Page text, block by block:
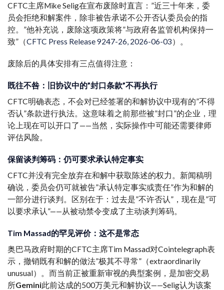
CFTC主席Mike Selig在宣布废除时直言：”近三十年来，委
员会拒绝和解案件，除非被告承诺不公开否认委员会的指
控。”他补充说，废除这项政策将”与政府各监管机构保持一
致”（CFTC Press Release 9247-26, 2026-06-03）。
废除后的具体安排有三点值得注意：
既往不咎：旧协议中的”封口条款”不再执行
CFTC明确表态，不会对已经签署的和解协议中现有的”不得
否认”条款进行执法。这意味着之前那些被”封口”的企业，理
论上现在可以开口了——当然，实际操作中可能还需要律师
评估风险。
保留谈判筹码：仍可要求承认特定事实
CFTC并没有完全放弃在和解中获取陈述的权力。新闻稿明
确说，委员会仍可就被告”承认特定事实或责任”作为和解的
一部分进行谈判。区别在于：过去是”不许否认”，现在是”可
以要求承认”——从被动禁令变成了主动谈判筹码。
Tim Massad的罕见评价：这不是常态
奥巴马政府时期的CFTC主席Tim Massad对Cointelegraph表
示，撤销既有和解的做法”极其不寻常”（extraordinarily
unusual）。而当前正被重新审视的典型案例，是加密交易
所Gemini此前达成的500万美元和解协议——Selig认为该案